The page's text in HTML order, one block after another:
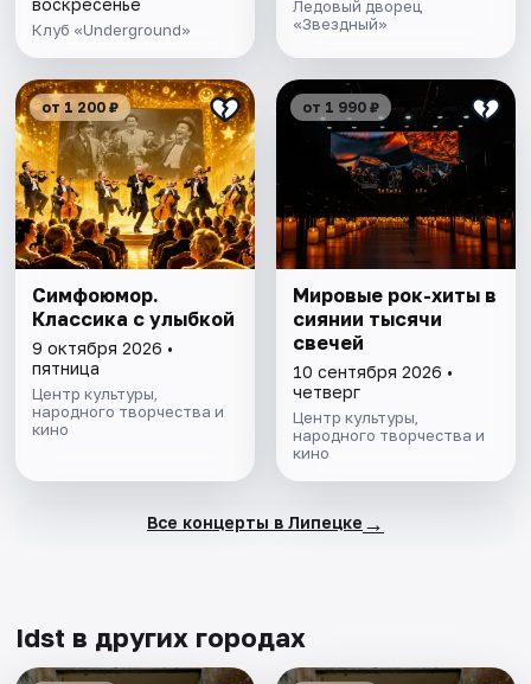
Клуб «Underground»
Ледовый дворец
«Звездный»
от 1 200 ₽
Симфоюмор.
Классика с улыбкой
9 октября 2026 •
пятница
Центр культуры,
народного творчества и
кино
от 1 990 ₽
Мировые рок-хиты в
сиянии тысячи
свечей
10 сентября 2026 •
четверг
Центр культуры,
народного творчества и
кино
Все концерты в Липецке →
Idst в других городах